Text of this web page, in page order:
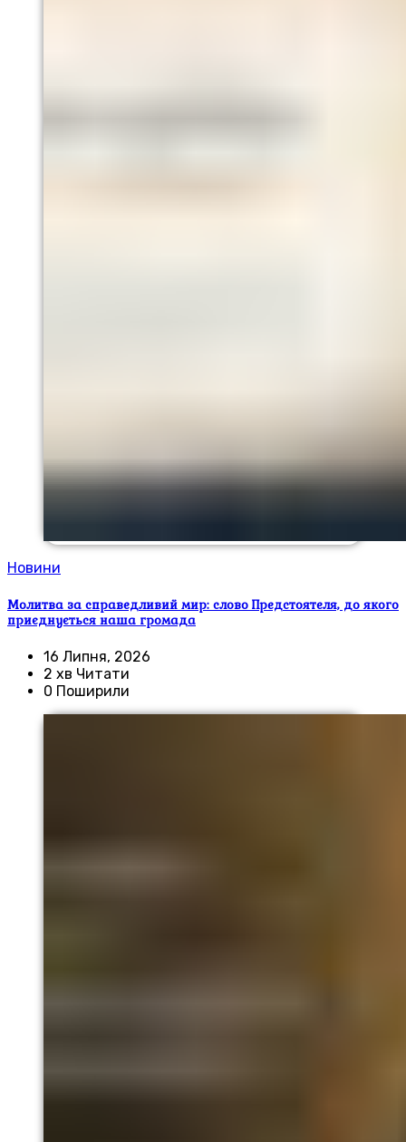
Новини
Молитва за справедливий мир: слово Предстоятеля, до якого
приєднується наша громада
16 Липня, 2026
2 хв Читати
0 Поширили